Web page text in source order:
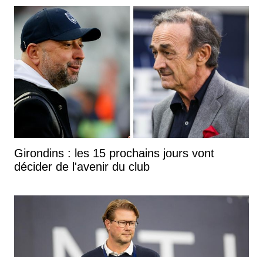
Girondins : les 15 prochains jours vont
décider de l'avenir du club